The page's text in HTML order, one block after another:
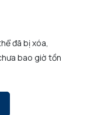
đã bị xóa,
bao giờ tồn